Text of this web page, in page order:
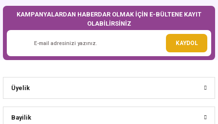
KAMPANYALARDAN HABERDAR OLMAK İÇİN E-BÜLTENE KAYIT
OLABİLİRSİNİZ
KAYDOL
Üyelik
Bayilik